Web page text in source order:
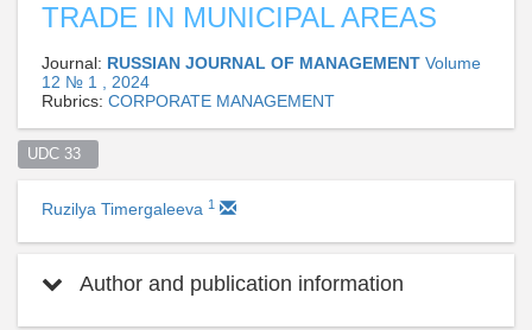
TRADE IN MUNICIPAL AREAS
Journal: RUSSIAN JOURNAL OF MANAGEMENT Volume
12 № 1 , 2024
Rubrics: CORPORATE MANAGEMENT
UDC 33
Ruzilya Timergaleeva 1
Author and publication information